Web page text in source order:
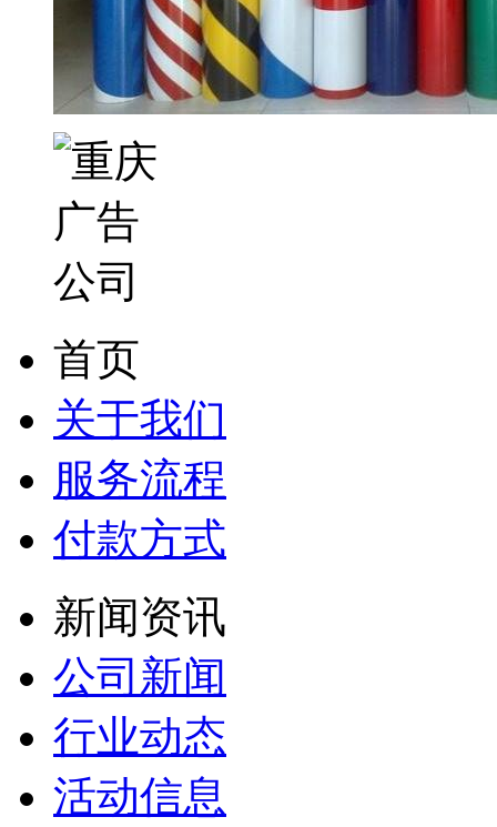
首页
关于我们
服务流程
付款方式
新闻资讯
公司新闻
行业动态
活动信息